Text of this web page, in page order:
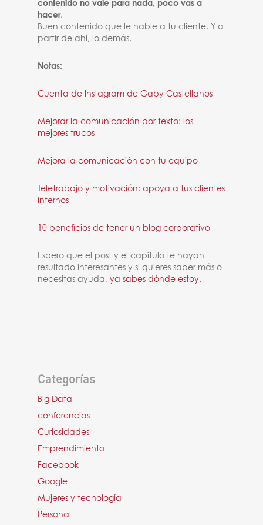
contenido no vale para nada, poco vas a
hacer.
Buen contenido que le hable a tu cliente. Y a
partir de ahí, lo demás.
Notas:
Cuenta de Instagram de Gaby Castellanos
Mejorar la comunicación por texto: los
mejores trucos
Mejora la comunicación con tu equipo
Teletrabajo y motivación: apoya a tus clientes
internos
10 beneficios de tener un blog corporativo
Espero que el post y el capítulo te hayan
resultado interesantes y si quieres saber más o
necesitas ayuda,ya sabes dónde estoy.
Categorías
Big Data
conferencias
Curiosidades
Emprendimiento
Facebook
Google
Mujeres y tecnología
Personal